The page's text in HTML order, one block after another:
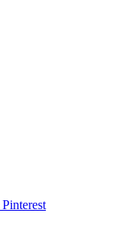
Pinterest